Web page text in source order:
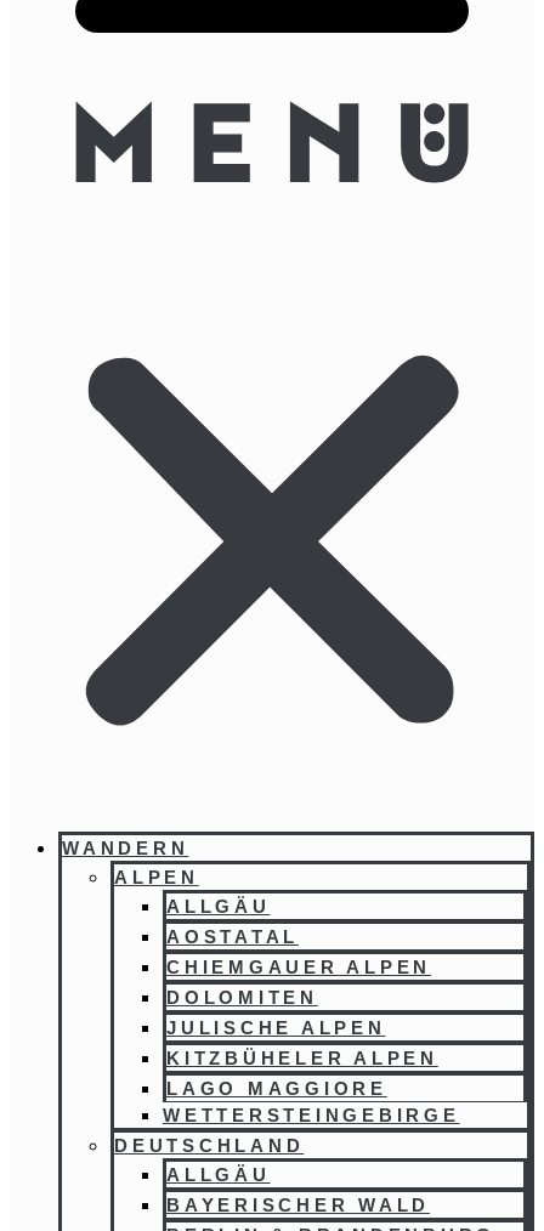
WANDERN
ALPEN
ALLGÄU
AOSTATAL
CHIEMGAUER ALPEN
DOLOMITEN
JULISCHE ALPEN
KITZBÜHELER ALPEN
LAGO MAGGIORE
WETTERSTEINGEBIRGE
DEUTSCHLAND
ALLGÄU
BAYERISCHER WALD